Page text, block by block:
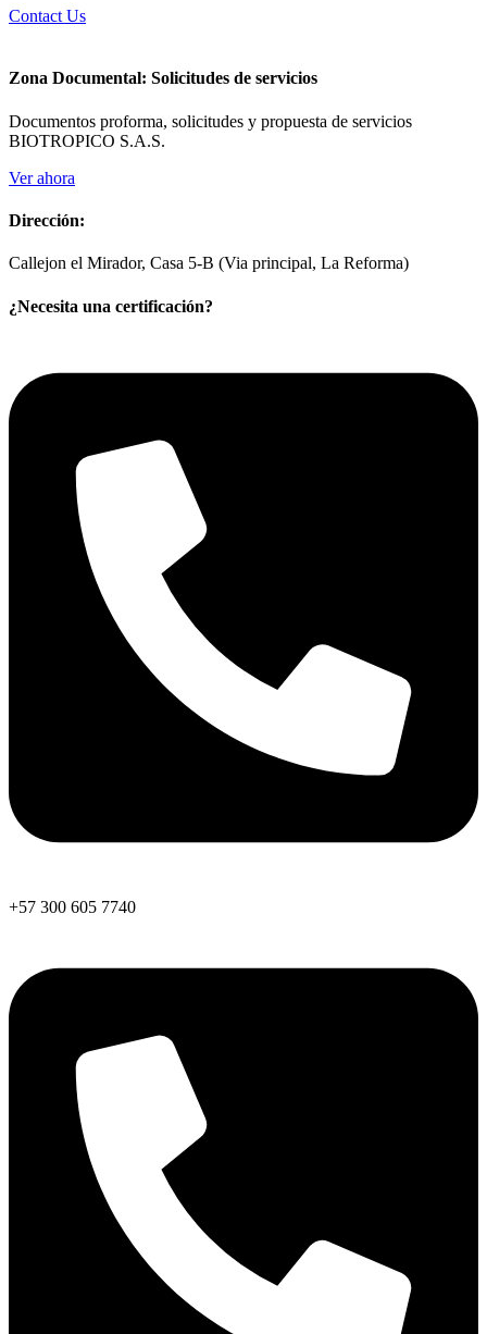
Contact Us
Zona Documental: Solicitudes de servicios
Documentos proforma, solicitudes y propuesta de servicios
BIOTROPICO S.A.S.
Ver ahora
Dirección:
Callejon el Mirador, Casa 5-B (Via principal, La Reforma)
¿Necesita una certificación?
+57 300 605 7740